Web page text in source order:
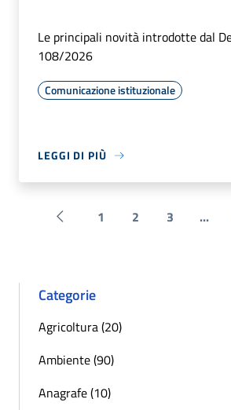
Le principali novità introdotte dal
108/2026
Comunicazione istituzionale
LEGGI DI PIÙ
Pagina precedente
1 2 3 ...
Categorie
Agricoltura (20)
Ambiente (90)
Anagrafe (10)